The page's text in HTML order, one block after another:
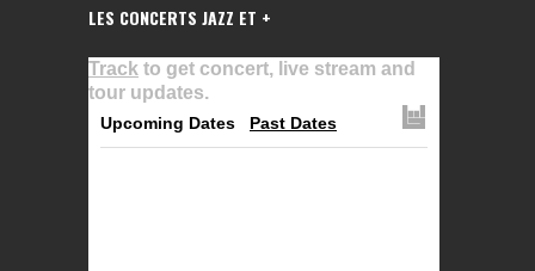
LES CONCERTS JAZZ ET +
Track to get concert, live stream and
tour updates.
Upcoming Dates Past Dates